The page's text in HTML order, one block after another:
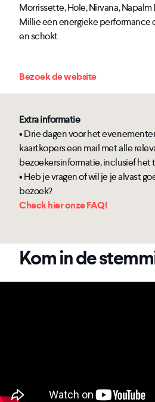
Morrissette, Hole, Nirvana,
Millie een energieke
en schokt.
Bezoek de website
Extra informatie
• Drie dagen voor het
kaartkopers een mail met alle
bezoekersinformatie, inclusief het
• Heb je vragen of wil je je alvast
bezoek?
Check hier onze FAQ!
Kom in de